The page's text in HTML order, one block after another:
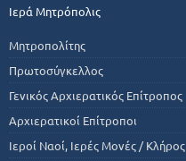
Ιερά Μητρόπολις
Μητροπολίτης
Πρωτοσύγκελλος
Γενικός Αρχιερατικός Επίτροπος
Αρχιερατικοί Επίτροποι
Ιεροί Ναοί, Ιερές Μονές / Κλήρος